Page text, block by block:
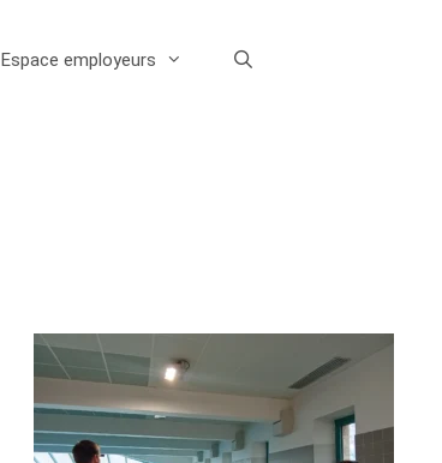
Espace employeurs